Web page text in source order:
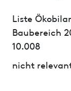
Liste
Baubereich
10.008
nicht